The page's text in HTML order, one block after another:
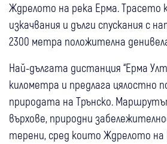
Ждрелото на река Ерма. Трасето
изкачвания и дълги спускания с
2300 метра положителна
Най-дългата дистанция “Ерма
километра и предлага цялостно
природата на Трънско.
върхове, природни
терени, сред които Ждрелото на